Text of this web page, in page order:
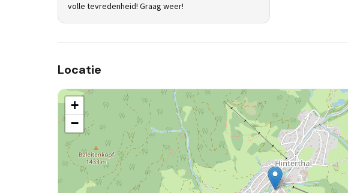
volle tevredenheid! Graag weer!
Locatie
+
−